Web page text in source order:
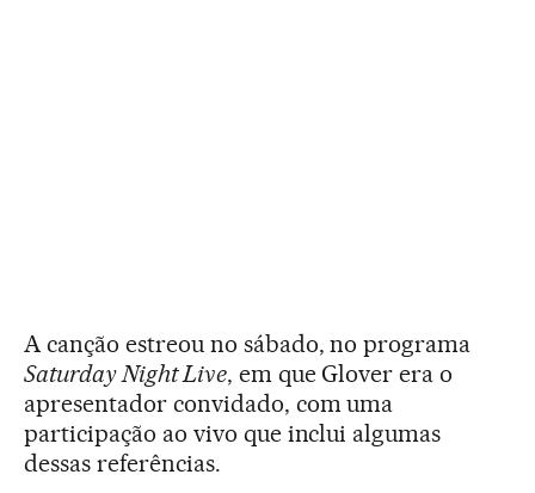
A canção estreou no sábado, no programa
Saturday Night Live, em que Glover era o
apresentador convidado, com uma
participação ao vivo que inclui algumas
dessas referências.